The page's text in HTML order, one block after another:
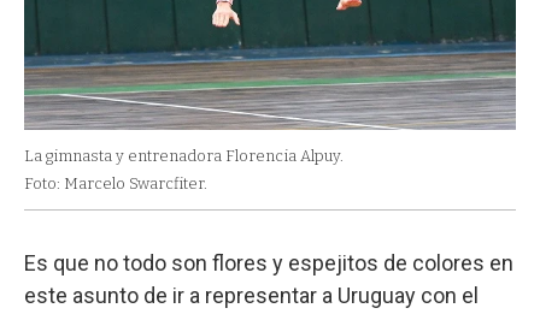
La gimnasta y entrenadora Florencia Alpuy.
Foto: Marcelo Swarcfiter.
Es que no todo son flores y espejitos de colores en
este asunto de ir a representar a Uruguay con el